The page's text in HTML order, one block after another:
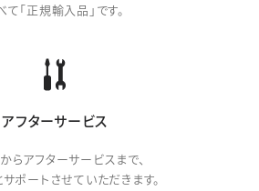
て「正規輸入品」です。
アフターサービス
らアフターサービスまで、
サポートさせていただきます。